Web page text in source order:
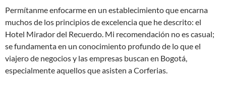
Permítanme enfocarme en un establecimiento que encarna
muchos de los principios de excelencia que he descrito: el
Hotel Mirador del Recuerdo. Mi recomendación no es casual;
se fundamenta en un conocimiento profundo de lo que el
viajero de negocios y las empresas buscan en Bogotá,
especialmente aquellos que asisten a Corferias.